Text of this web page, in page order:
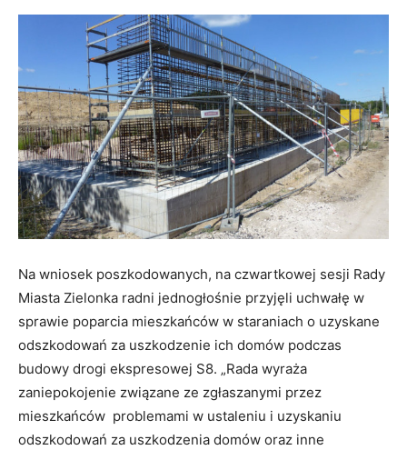
Na wniosek poszkodowanych, na czwartkowej sesji Rady
Miasta Zielonka radni jednogłośnie przyjęli uchwałę w
sprawie poparcia mieszkańców w staraniach o uzyskane
odszkodowań za uszkodzenie ich domów podczas
budowy drogi ekspresowej S8. „Rada wyraża
zaniepokojenie związane ze zgłaszanymi przez
mieszkańców problemami w ustaleniu i uzyskaniu
odszkodowań za uszkodzenia domów oraz inne